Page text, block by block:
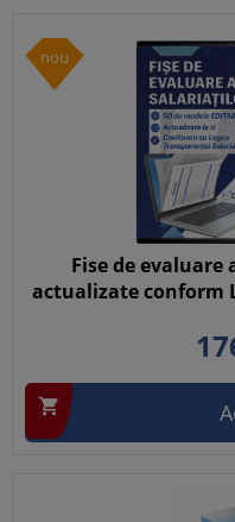
nou
Fise de evaluare
actualizate conform
